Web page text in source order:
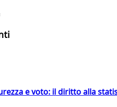
e voto: il diritto alla